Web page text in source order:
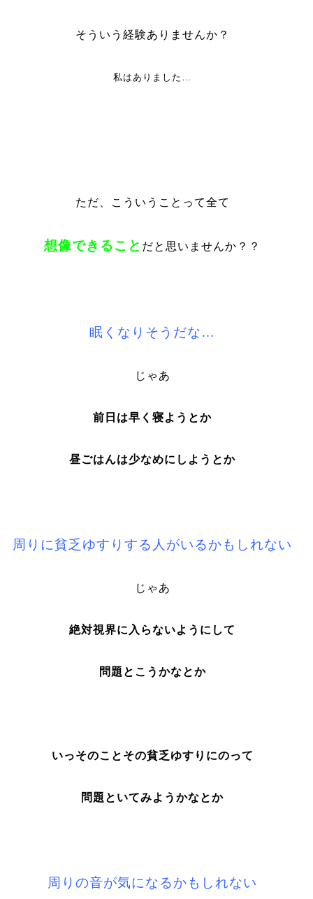
そういう経験ありませんか？
私はありました…
ただ、こういうことって全て
想像できること だと思いませんか？？
眠くなりそうだな…
じゃあ
前日は早く寝ようとか
昼ごはんは少なめにしようとか
周りに貧乏ゆすりする人がいるかもしれない
じゃあ
絶対視界に入らないようにして
問題とこうかなとか
いっそのことその貧乏ゆすりにのって
問題といてみようかなとか
周りの音が気になるかもしれない